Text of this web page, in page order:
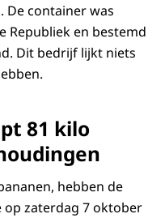
De container was
Republiek en bestemd
Dit bedrijf lijkt niets
81 kilo
hebben de
op zaterdag 7 oktober